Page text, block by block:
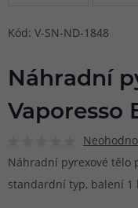
Kód: V-SN-ND-1848
Náhradní
Vaporesso
Náhradní pyrexové tělo
standardní typ, balení 1